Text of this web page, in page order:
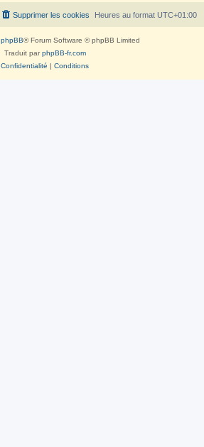
Heures au format UTC+01:00
Supprimer les cookies
phpBB® Forum Software © phpBB Limited
Traduit parphpBB-fr.com
Confidentialité | Conditions